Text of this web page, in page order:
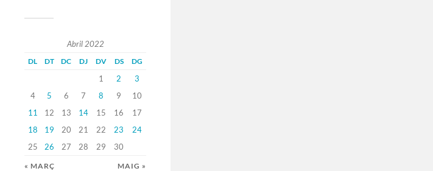
Abril 2022
DL DT DC DJ DV DS DG
1 2
3
4
5 6 7 8 9
10
11
12 13 14 15 16
17
18
19 20 21 22 23
24
25
26 27 28 29 30
« MARÇ MAIG »